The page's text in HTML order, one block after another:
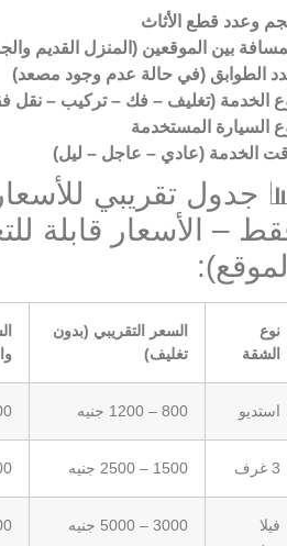
وعدد قطع الأثاث
بين الموقعين (المنزل القديم
الطوابق (في حالة عدم وجود مصعد)
الخدمة (تغليف – فك – تركيب – نقل
السيارة المستخدمة
الخدمة (عادي – عاجل – ليل)
جدول تقريبي
– الأسعار قابلة
نوع
الشقة
السعر التقريبي (بدون
تغليف)
استديو 800 – 1200 جنيه 1800
3 غرف 1500 – 2500 جنيه
فيلا
3000 – 5000 جنيه 7000